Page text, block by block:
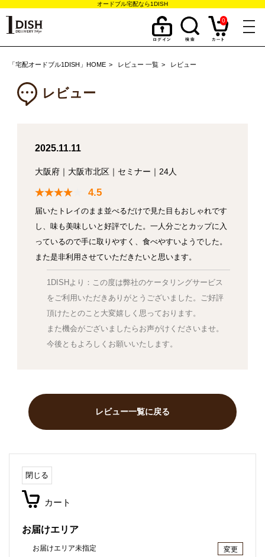
オードブル宅配なら1DISH
0
「宅配オードブル1DISH」HOME レビュー 一覧 レビュー
レビュー
2025.11.11
大阪府｜ 大阪市北区｜ セミナー ｜ 24人
4.5
届いたトレイのまま並べるだけで見た目もおしゃれです
し、味も美味しいと好評でした。一人分ごとカップに入
っているので手に取りやすく、食べやすいようでした。
また是非利用させていただきたいと思います。
1DISHより：この度は弊社のケータリングサービス
をご利用いただきありがとうございました。ご好評
頂けたとのこと大変嬉しく思っております。
また機会がございましたらお声がけくださいませ。
今後ともよろしくお願いいたします。
レビュー一覧に戻る
閉じる
カート
お届けエリア
お届けエリア未指定 変更